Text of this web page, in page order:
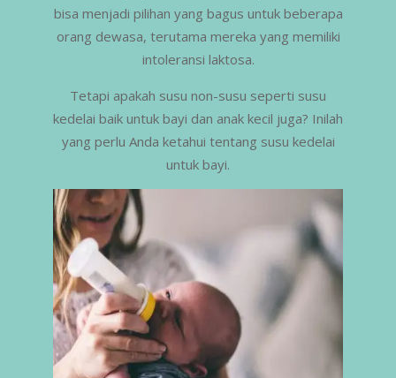
bisa menjadi pilihan yang bagus untuk beberapa
orang dewasa, terutama mereka yang memiliki
intoleransi laktosa.
Tetapi apakah susu non-susu seperti susu
kedelai baik untuk bayi dan anak kecil juga? Inilah
yang perlu Anda ketahui tentang susu kedelai
untuk bayi.